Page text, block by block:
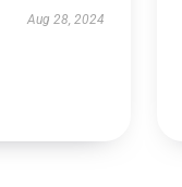
Aug 28, 2024